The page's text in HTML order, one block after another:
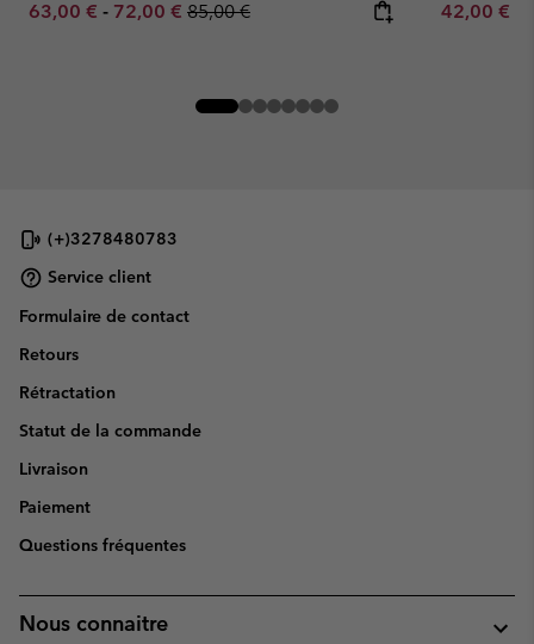
Minimum sale price:
63,00 € - Maximum sale price:
72,00 € Regular price:
85,00 € Minimum
42,00 €
(+)3278480783
Service client
Formulaire de contact
Retours
Rétractation
Statut de la commande
Livraison
Paiement
Questions fréquentes
Nous connaitre